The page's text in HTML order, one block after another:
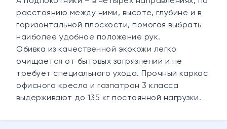
расстоянию между ними, высоте, глубине и в
горизонтальной плоскости, помогая выбрать
наиболее удобное положение рук.
Обивка из качественной экокожи легко
очищается от бытовых загрязнений и не
требует специального ухода. Прочный каркас
офисного кресла и газпатрон 3 класса
выдерживают до 135 кг постоянной нагрузки.